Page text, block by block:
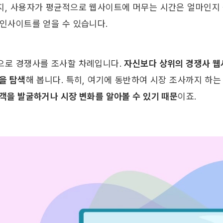
, 사용자가 평균적으로 웹사이트에 머무는 시간은 얼마인
사이트를 얻을 수 있습니다.
로 경쟁사를 조사할 차례입니다. 자신보다 상위의 경쟁사
탐색해 봅니다. 특히, 여기에 동반하여 시장 조사까지 하
을 발굴하거나 시장 변화를 알아볼 수 있기 때문이죠. ​